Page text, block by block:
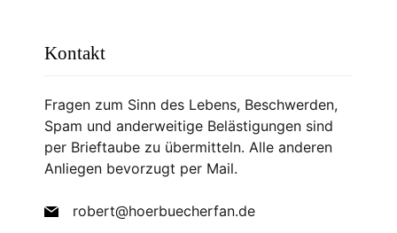
Kontakt
Fragen zum Sinn des Lebens, Beschwerden,
Spam und anderweitige Belästigungen sind
per Brieftaube zu übermitteln. Alle anderen
Anliegen bevorzugt per Mail.
robert@hoerbuecherfan.de